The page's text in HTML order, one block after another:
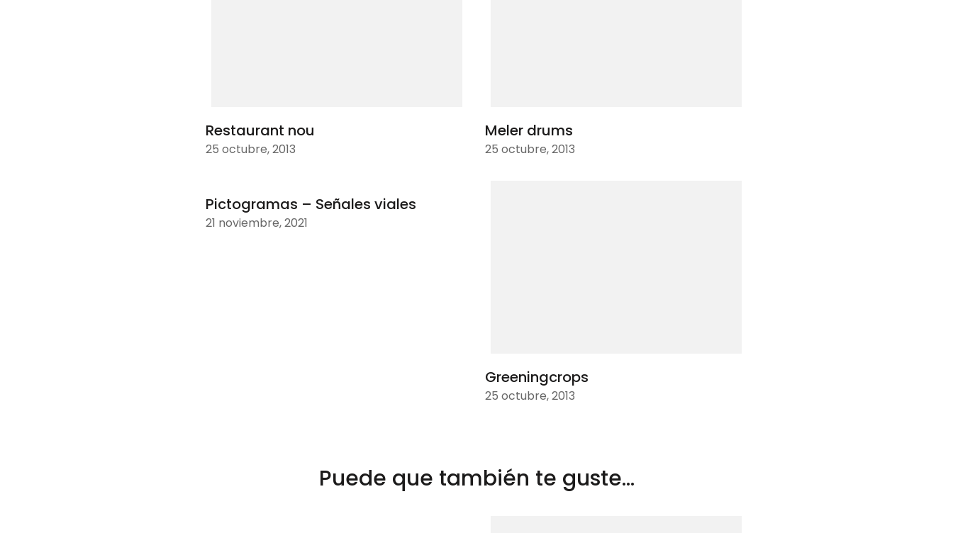
Restaurant nou
25 octubre, 2013
Meler drums
25 octubre, 2013
Pictogramas – Señales viales
21 noviembre, 2021
Greeningcrops
25 octubre, 2013
Puede que también te guste...